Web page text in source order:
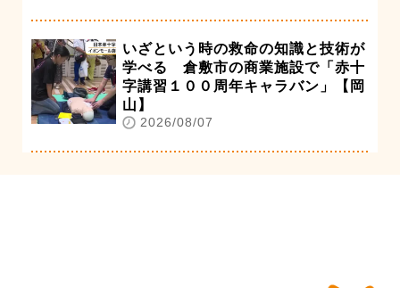
いざという時の救命の知識と技術が
学べる 倉敷市の商業施設で「赤十
字講習１００周年キャラバン」【岡
山】
2026/08/07